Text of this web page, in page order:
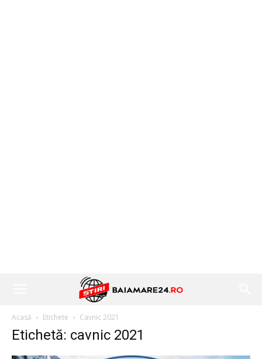
Acasă Etichete Cavnic 2021
Etichetă: cavnic 2021